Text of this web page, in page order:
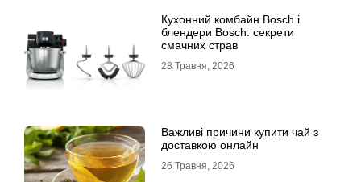
Кухонний комбайн Bosch і
блендери Bosch: секрети
смачних страв
28 Травня, 2026
Важливі причини купити чай з
доставкою онлайн
26 Травня, 2026